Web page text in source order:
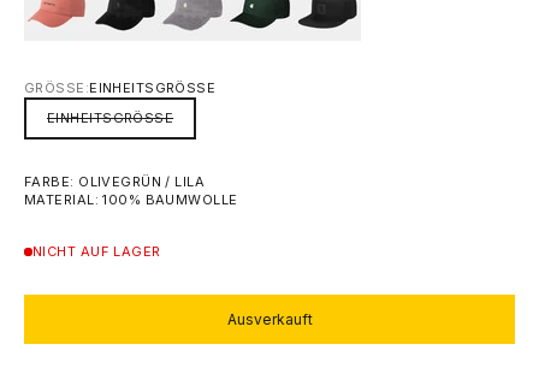
GRÖSSE: EINHEITSGRÖSSE
EINHEITSGRÖSSE
FARBE: OLIVEGRÜN / LILA
MATERIAL: 100% BAUMWOLLE
NICHT AUF LAGER
Ausverkauft